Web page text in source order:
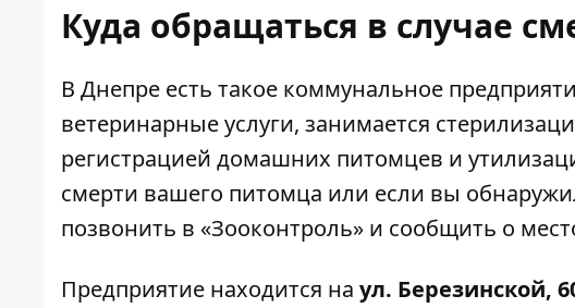
Куда обращаться в случае
В Днепре есть такое коммунальное
ветеринарные услуги, занимается
регистрацией домашних питомцев и
смерти вашего питомца или если вы
позвонить в «Зооконтроль» и сообщить о
Предприятие находится на ул. Березинской,